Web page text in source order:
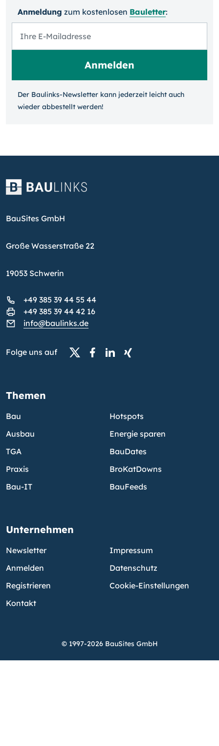
Anmeldung zum kosten­losen Bauletter:
Der Baulinks-Newsletter kann jeder­zeit leicht auch
wieder ab­bestellt werden!
BauSites GmbH
Große Wasserstraße 22
19053 Schwerin
+49 385 39 44 55 44
+49 385 39 44 42 16
info@baulinks.de
Folge uns auf
Themen
Bau
Ausbau
TGA
Praxis
Bau-IT
Hotspots
Energie sparen
BauDates
BroKatDowns
BauFeeds
Unternehmen
Newsletter
Anmelden
Registrieren
Kontakt
Impressum
Datenschutz
Cookie-Einstellungen
© 1997-2026 BauSites GmbH